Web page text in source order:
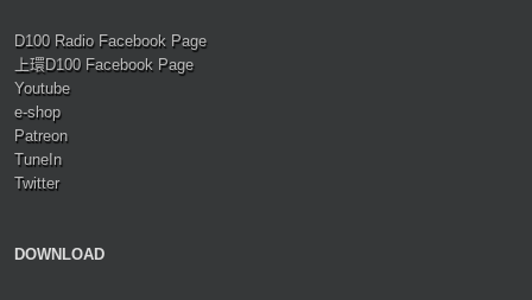
D100 Radio Facebook Page
上環D100 Facebook Page
Youtube
e-shop
Patreon
TuneIn
Twitter
DOWNLOAD